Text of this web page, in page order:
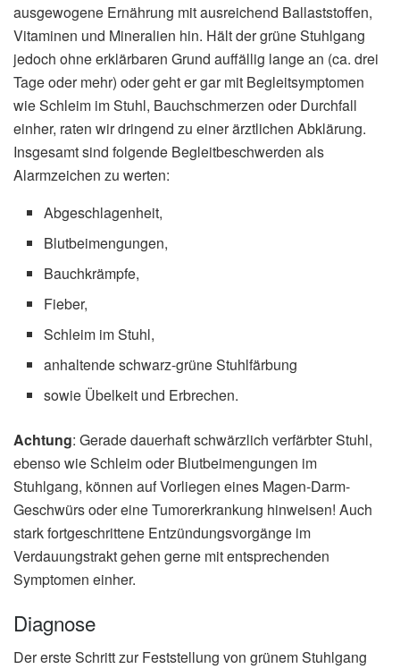
ausgewogene Ernährung mit ausreichend Ballaststoffen,
Vitaminen und Mineralien hin. Hält der grüne Stuhlgang
jedoch ohne erklärbaren Grund auffällig lange an (ca. drei
Tage oder mehr) oder geht er gar mit Begleitsymptomen
wie Schleim im Stuhl, Bauchschmerzen oder Durchfall
einher, raten wir dringend zu einer ärztlichen Abklärung.
Insgesamt sind folgende Begleitbeschwerden als
Alarmzeichen zu werten:
Abgeschlagenheit,
Blutbeimengungen,
Bauchkrämpfe,
Fieber,
Schleim im Stuhl,
anhaltende schwarz-grüne Stuhlfärbung
sowie Übelkeit und Erbrechen.
Achtung: Gerade dauerhaft schwärzlich verfärbter Stuhl,
ebenso wie Schleim oder Blutbeimengungen im
Stuhlgang, können auf Vorliegen eines Magen-Darm-
Geschwürs oder eine Tumorerkrankung hinweisen! Auch
stark fortgeschrittene Entzündungsvorgänge im
Verdauungstrakt gehen gerne mit entsprechenden
Symptomen einher.
Diagnose
Der erste Schritt zur Feststellung von grünem Stuhlgang